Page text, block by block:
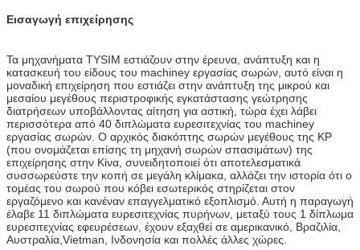
Εισαγωγή επιχείρησης
Τα μηχανήματα TYSIM εστιάζουν στην έρευνα, ανάπτυξη και η
κατασκευή του είδους του machiney εργασίας σωρών, αυτό είναι η
μοναδική επιχείρηση που εστιάζει στην ανάπτυξη της μικρού και
μεσαίου μεγέθους περιστροφικής εγκατάστασης γεώτρησης
διατρήσεων υποβάλλοντας αίτηση για αστική, τώρα έχει λάβει
περισσότερα από 40 διπλώματα ευρεσιτεχνίας του machiney
εργασίας σωρών. Ο αρχικός διακόπτης σωρών μεγέθους της KP
(που ονομάζεται επίσης τη μηχανή σωρών σπασιμάτων) της
επιχείρησης στην Κίνα, συνειδητοποιεί ότι αποτελεσματικά
συσσωρεύστε την κοπή σε μεγάλη κλίμακα, αλλάζει την ιστορία ότι ο
τομέας του σωρού που κόβει εσωτερικός στηρίζεται στον
εργαζόμενο και κανέναν επαγγελματικό εξοπλισμό. Αυτή η παραγωγή
έλαβε 11 διπλώματα ευρεσιτεχνίας πυρήνων, μεταξύ τους 1 δίπλωμα
ευρεσιτεχνίας εφευρέσεων, έχουν εξαχθεί σε αμερικανικό, Βραζιλία,
Αυστραλία,Vietman, Ινδονησία και πολλές άλλες χώρες.